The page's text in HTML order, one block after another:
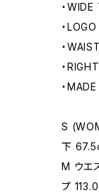
・
・
・
・
・
S
下
M ウエ
プ